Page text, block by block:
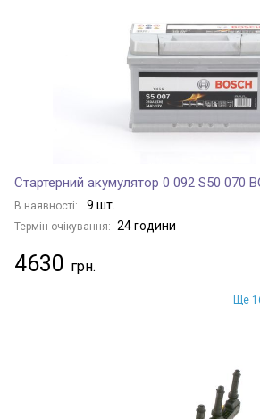
Стартерний акумулятор 0 092 S50 070
В наявності: 9 шт.
Термін очікування: 24 години
4630
Ще